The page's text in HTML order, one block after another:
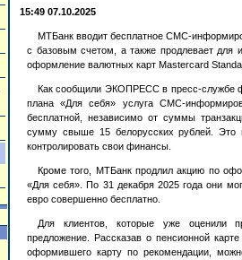
15:49 07.10.2025
МТБанк вводит бесплатное СМС-
с базовым счетом, а также продлевает для
оформление валютных карт Mastercard
Как сообщили ЭКОПРЕСС в пресс-службе
плана «Для себя» услуга СМС-
бесплатной, независимо от суммы
сумму свыше 15 белорусских рублей. Это
контролировать свои финансы.
Кроме того, МТБанк продлил акцию по
«Для себя». По 31 декабря 2025 года они
евро совершенно бесплатно.
Для клиентов, которые уже оценили
предложение. Рассказав о пенсионной
оформившего карту по рекомендации,